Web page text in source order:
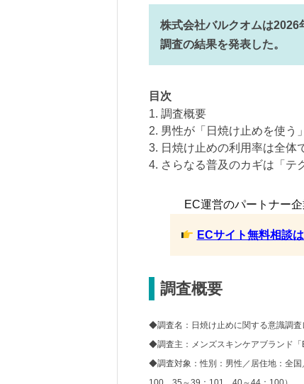
株式会社バルクオムは2026
調査の結果を発表した。
目次
1. 調査概要
2. 男性が「日焼け止めを使う
3. 日焼け止めの利用率は全体
4. さらなる普及のカギは「テ
EC運営のパートナー
ECサイト無料相談
調査概要
◆調査名：日焼け止めに関する意識調査
◆調査主：メンズスキンケアブランド「
◆調査対象：性別：男性／居住地：全